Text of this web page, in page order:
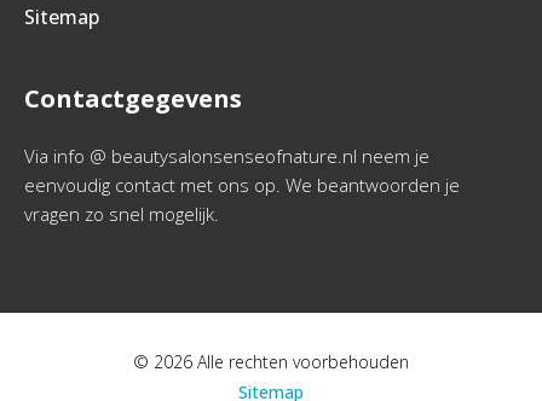
Sitemap
Contactgegevens
Via info @ beautysalonsenseofnature.nl neem je
eenvoudig contact met ons op. We beantwoorden je
vragen zo snel mogelijk.
© 2026 Alle rechten voorbehouden
Sitemap